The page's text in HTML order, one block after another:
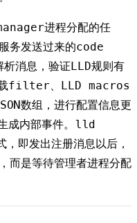
进程分配的任
务发送过来的code
消息，验证LLD规则有
载filter、LLD macros
数组，进行配置信息更
成内部事件。lld
即发出注册消息以后，
而是等待管理者进程分配